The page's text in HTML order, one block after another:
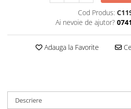
Cod Produs:
Ai nevoie de ajutor?
Adauga la Favorite
Descriere